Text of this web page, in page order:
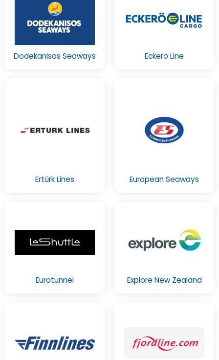
Dodekanisos Seaways Eckerö Line
Ertürk Lines European Seaways
Eurotunnel Explore New Zealand